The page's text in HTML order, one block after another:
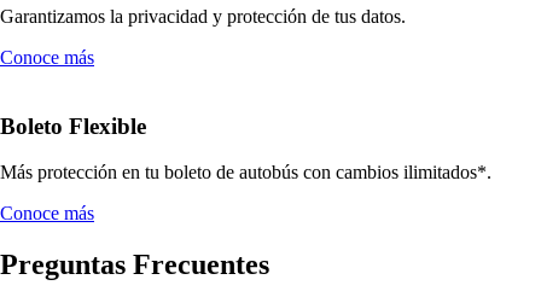
Garantizamos la privacidad y protección de tus datos.
Conoce más
Boleto Flexible
Más protección en tu boleto de autobús con cambios ilimitados*.
Conoce más
Preguntas Frecuentes